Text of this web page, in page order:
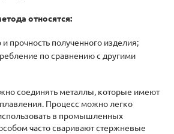
относятся:
прочность полученного изделия;
по сравнению с другими
соединять металлы, которые имеют
Процесс можно легко
в промышленных
часто сваривают стержневые